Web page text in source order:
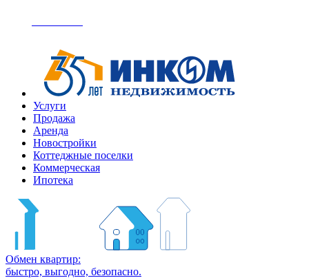
Услуги
Продажа
Аренда
Новостройки
Коттеджные поселки
Коммерческая
Ипотека
Обмен квартир:
быстро, выгодно, безопасно.